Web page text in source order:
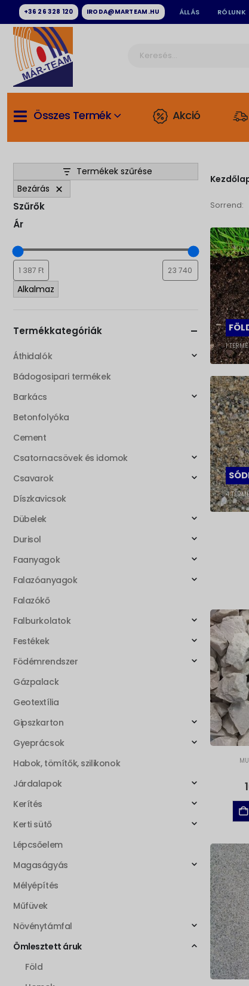
+36 26 328 120 IRODA@MARTEAM.HU ÁLLÁS RÓLUNK
Összes Termék Akció
Sorrend:
1
4
Termékek szűrése
Bezárás
Szűrők
Ár
Alkalmaz
Termékkategóriák
Áthidalók
Bádogosipari termékek
Barkács
Betonfolyóka
Cement
Csatornacsövek és idomok
Csavarok
Díszkavicsok
Dübelek
Durisol
Faanyagok
Falazóanyagok
Falazókő
Falburkolatok
Festékek
Födémrendszer
Gázpalack
Geotextília
Gipszkarton
Gyeprácsok
Habok, tömítők, szilikonok
Járdalapok
Kerítés
Kerti sütő
Lépcsőelem
Magaságyás
Mélyépítés
Műfüvek
Növénytámfal
Ömlesztett áruk
Föld